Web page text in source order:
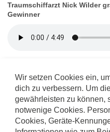
Traumschiffarzt Nick Wilder
Gewinner
Wir setzen Cookies ein,
dich zu verbessern. Um
gewährleisten zu können,
notwenige Cookies.
Cookies, Geräte-